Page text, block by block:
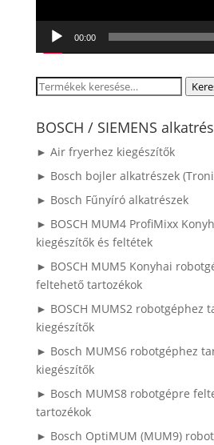
00:00
Keresés
következőre:
BOSCH / SIEMENS
► Air fryerhez kiegészítők
► Bosch bojler alkatrészek
► Bosch Fűnyíró alkatrészek
► BOSCH MUM4 ProfiMixx
kiegészítők és feltétek
► BOSCH MUM5 Konyhai
feltehető tartozékok
► BOSCH MUMS2 robotgéphez
kiegészítők
► Bosch MUMS6 robotgéphez
kiegészítők
► Bosch MUMS8 robotgépre
tartozékok
► Bosch OptiMUM (MUM9)